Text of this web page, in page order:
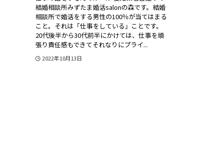
結婚相談所みずたま婚活salonの森です。結婚
相談所で婚活をする男性の100％が当てはまる
こと。それは「仕事をしている」ことです。
20代後半から30代前半にかけては、仕事を頑
張り責任感もできてそれなりにプライ...
2022年10月13日